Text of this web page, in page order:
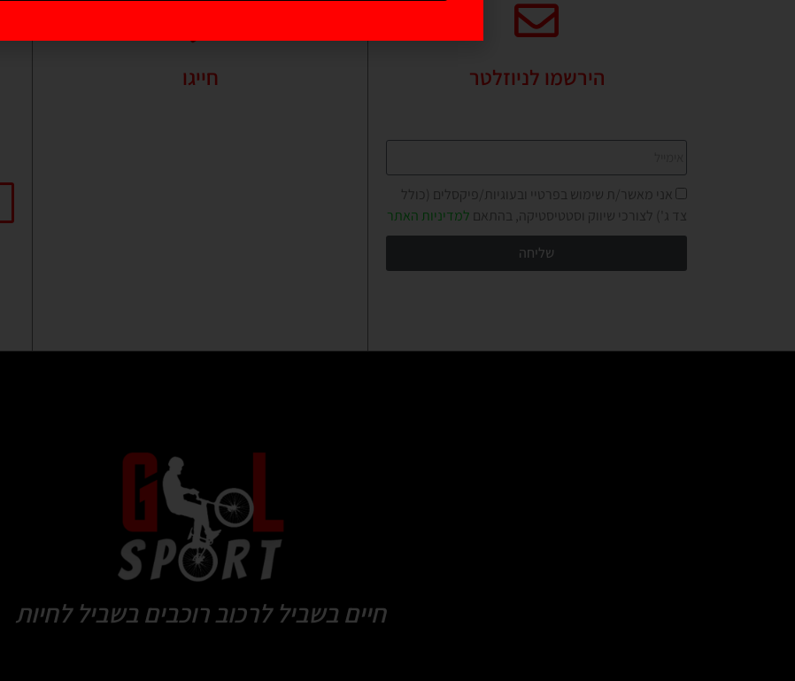
הירשמו לניוזלטר
אני מאשר/ת שימוש בפרטיי ובעוגיות/פיקסלים (כולל
צד ג') לצורכי שיווק וסטטיסטיקה, בהתאם למדיניות האתר
שליחה
חייגו
חיים בשביל לרכוב רוכבים בשביל לחיות